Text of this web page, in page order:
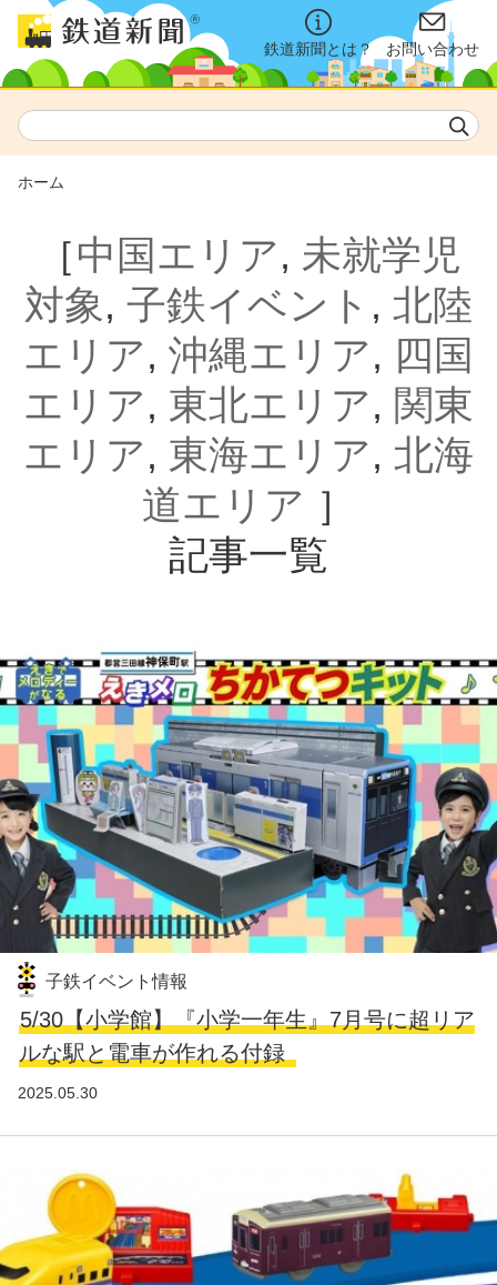
鉄道新聞とは？ お問い合わせ
ホーム
［中国エリア, 未就学児
対象, 子鉄イベント , 北陸
エリア, 沖縄エリア, 四国
エリア, 東北エリア, 関東
エリア, 東海エリア, 北海
道エリア ］
記事一覧
子鉄イベント情報
5/30【小学館】『小学一年生』7月号に超リア
ルな駅と電車が作れる付録
2025.05.30